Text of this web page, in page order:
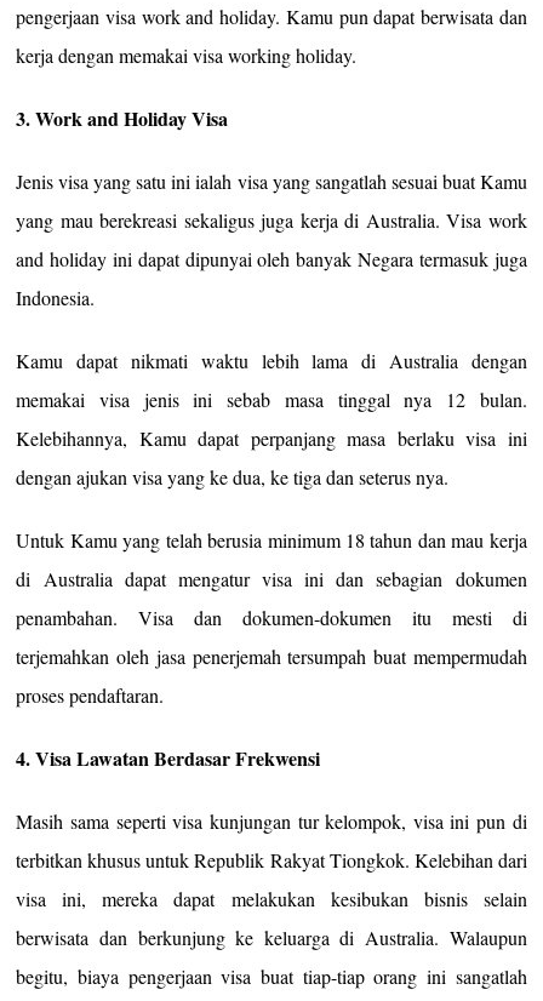
pengerjaan visa work and holiday. Kamu pun dapat berwisata dan
kerja dengan memakai visa working holiday.
3. Work and Holiday Visa
Jenis visa yang satu ini ialah visa yang sangatlah sesuai buat Kamu
yang mau berekreasi sekaligus juga kerja di Australia. Visa work
and holiday ini dapat dipunyai oleh banyak Negara termasuk juga
Indonesia.
Kamu dapat nikmati waktu lebih lama di Australia dengan
memakai visa jenis ini sebab masa tinggal nya 12 bulan.
Kelebihannya, Kamu dapat perpanjang masa berlaku visa ini
dengan ajukan visa yang ke dua, ke tiga dan seterus nya.
Untuk Kamu yang telah berusia minimum 18 tahun dan mau kerja
di Australia dapat mengatur visa ini dan sebagian dokumen
penambahan. Visa dan dokumen-dokumen itu mesti di
terjemahkan oleh jasa penerjemah tersumpah buat mempermudah
proses pendaftaran.
4. Visa Lawatan Berdasar Frekwensi
Masih sama seperti visa kunjungan tur kelompok, visa ini pun di
terbitkan khusus untuk Republik Rakyat Tiongkok. Kelebihan dari
visa ini, mereka dapat melakukan kesibukan bisnis selain
berwisata dan berkunjung ke keluarga di Australia. Walaupun
begitu, biaya pengerjaan visa buat tiap-tiap orang ini sangatlah